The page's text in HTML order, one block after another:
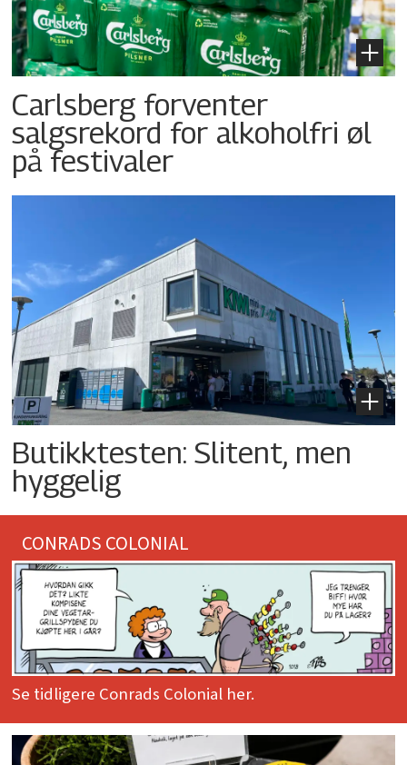
Carlsberg forventer
salgsrekord for alkoholfri øl
på festivaler
Butikktesten: Slitent, men
hyggelig
CONRADS COLONIAL
Se tidligere Conrads Colonial her.